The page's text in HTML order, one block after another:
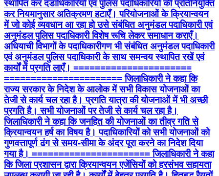
स्थापित कर दंडाधिकारियों एवं पुलिस पदाधिकारियों की प्रतिनियुक्ति
कर नियमानुसार अतिक्रमण हटाएँ। परियोजनाओं के क्रियान्वयन
में जो कोई व्यवधान आ रहा हो उसे संबंधित अनुमंडल पदाधिकारी एवं
अनुमंडल पुलिस पदाधिकारी विशेष रूचि लेकर समाधान कराएँ।
अधियाची विभागों के पदाधिकारीगण भी संबंधित अनुमंडल पदाधिकारी
एवं अनुमंडल पुलिस पदाधिकारी के साथ समन्वय स्थापित रखें एवं
कार्यों में प्रगति लाएँ। ======================
====================== जिलाधिकारी ने कहा कि
राज्य सरकार के निदेश के आलोक में सभी विकास योजनाओं का
तेजी से कार्य चल रहा है। प्रगति यात्रा की योजनाओं में भी अच्छी
प्रगति है। सभी योजनाओं पर तेजी से कार्य चल रहा है।
जिलाधिकारी ने कहा कि जनहित की योजनाओं का तीव्र गति से
क्रियान्वयन हर्ष का विषय है। पदाधिकारियों को सभी योजनाओं को
गुणवत्तापूर्ण ढंग से समय-सीमा के अंदर पूरा करने का निदेश दिया
गया है। ====================== जिलाधिकारी ने कहा
कि जिला प्रशासन द्वारा क्रियान्वयन एजेंसियों को हरसंभव सहायता